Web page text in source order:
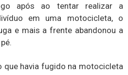
após ao tentar realizar a
em uma motocicleta, o
e mais a frente abandonou a
que havia fugido na motocicleta